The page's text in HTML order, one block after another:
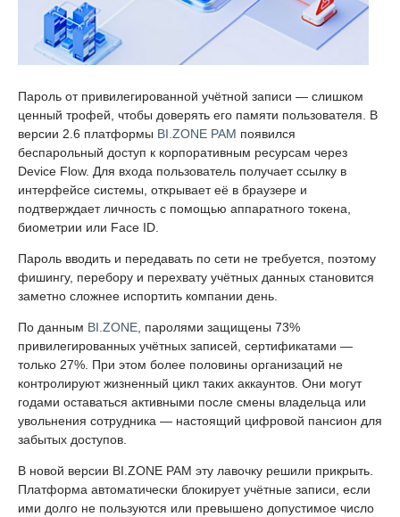
Пароль от привилегированной учётной записи — слишком
ценный трофей, чтобы доверять его памяти пользователя. В
версии 2.6 платформы BI.ZONE PAM появился
беспарольный доступ к корпоративным ресурсам через
Device Flow. Для входа пользователь получает ссылку в
интерфейсе системы, открывает её в браузере и
подтверждает личность с помощью аппаратного токена,
биометрии или Face ID.
Пароль вводить и передавать по сети не требуется, поэтому
фишингу, перебору и перехвату учётных данных становится
заметно сложнее испортить компании день.
По данным BI.ZONE, паролями защищены 73%
привилегированных учётных записей, сертификатами —
только 27%. При этом более половины организаций не
контролируют жизненный цикл таких аккаунтов. Они могут
годами оставаться активными после смены владельца или
увольнения сотрудника — настоящий цифровой пансион для
забытых доступов.
В новой версии BI.ZONE PAM эту лавочку решили прикрыть.
Платформа автоматически блокирует учётные записи, если
ими долго не пользуются или превышено допустимое число